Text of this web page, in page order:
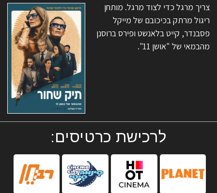
צריך מרגל כדי לצוד מרגל. מותחן
ריגול מרתק בכיכובם של מייקל
פסבנדר, קייט בלאנשט ופירס ברוסנן
מהבמאי של "אושן 11".
לרכישת כרטיסים: